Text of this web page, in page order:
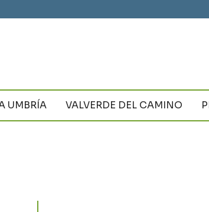
UMBRÍA VALVERDE DEL CAMINO